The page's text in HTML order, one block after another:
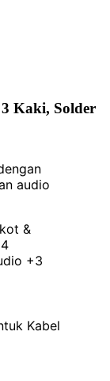
Kaki, Solder
audio
&
+3
Kabel